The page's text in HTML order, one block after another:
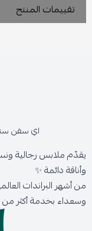
تقييمات المنتج
اي سفن
يقدّم ملابس رجالية
وأناقة دائمة ✨
من أشهر البراندات
وسعداء بخدمة أكثر من 300,000 عميل حول المملكة.